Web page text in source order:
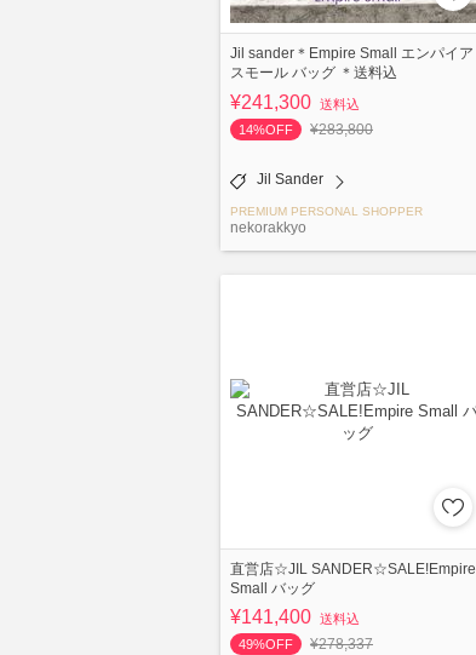
Jil sander＊Empire Small エンパイア
スモール バッグ ＊送料込
¥241,300 送料込
14%OFF
¥283,800
Jil Sander
PREMIUM PERSONAL SHOPPER
nekorakkyo
直営店☆JIL SANDER☆SALE!Empire
Small バッグ
¥141,400 送料込
49%OFF
¥278,337